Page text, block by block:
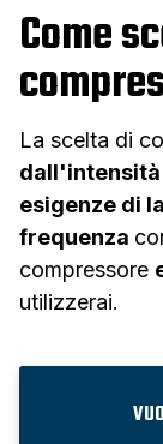
Come
La scelta di
dall'intensità
esigenze di
frequenza
compressore
utilizzerai.